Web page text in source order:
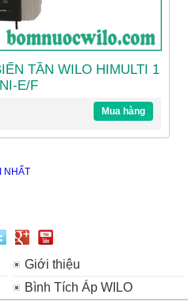
TẦN WILO HIMULTI 1
E/F
Mua hàng
NHẤT
Giới thiệu
Bình Tích Áp WILO